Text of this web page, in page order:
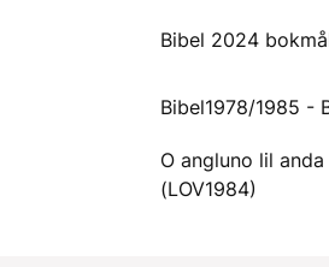
Bibel 2024
Bibel1978/1985 -
O angluno lil
(LOV1984)